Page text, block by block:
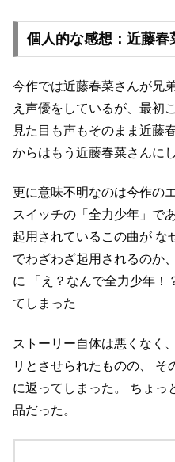
個人的な感想：近藤春
今作では近藤春菜さんが兄
え声優をしているが、最初
見た目も声もそのまま近藤
からはもう近藤春菜さんに
更に意味不明なのは今作の
スイッチの「全力少年」で
起用されているこの曲が な
でわざわざ起用されるのか、
に
「え？なんで全力少年
てしまった
ストーリー自体は悪くなく
リとさせられたものの、
そ
に返ってしまった。
ちょっ
品だった。